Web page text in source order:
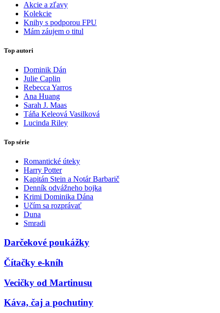
Akcie a zľavy
Kolekcie
Knihy s podporou FPU
Mám záujem o titul
Top autori
Dominik Dán
Julie Caplin
Rebecca Yarros
Ana Huang
Sarah J. Maas
Táňa Keleová Vasilková
Lucinda Riley
Top série
Romantické úteky
Harry Potter
Kapitán Stein a Notár Barbarič
Denník odvážneho bojka
Krimi Dominika Dána
Učím sa rozprávať
Duna
Smradi
Darčekové poukážky
Čítačky e-kníh
Vecičky od Martinusu
Káva, čaj a pochutiny